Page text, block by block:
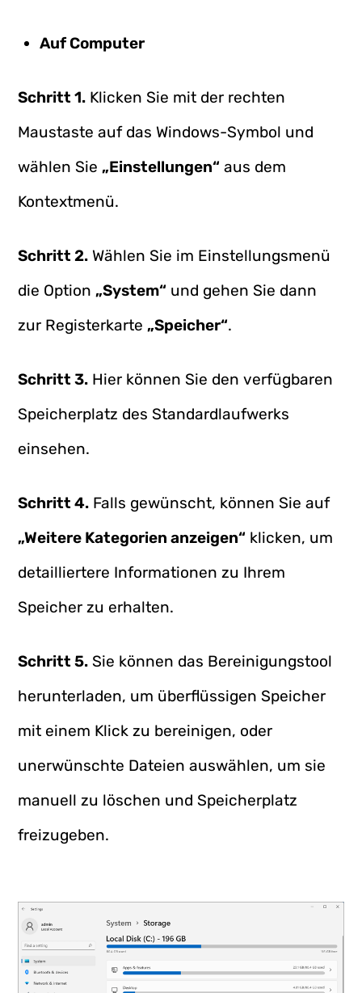
Auf Computer
Schritt 1. Klicken Sie mit der rechten
Maustaste auf das Windows-Symbol und
wählen Sie „Einstellungen“ aus dem
Kontextmenü.
Schritt 2. Wählen Sie im Einstellungsmenü
die Option „System“ und gehen Sie dann
zur Registerkarte „Speicher“.
Schritt 3. Hier können Sie den verfügbaren
Speicherplatz des Standardlaufwerks
einsehen.
Schritt 4. Falls gewünscht, können Sie auf
„Weitere Kategorien anzeigen“ klicken, um
detailliertere Informationen zu Ihrem
Speicher zu erhalten.
Schritt 5. Sie können das Bereinigungstool
herunterladen, um überflüssigen Speicher
mit einem Klick zu bereinigen, oder
unerwünschte Dateien auswählen, um sie
manuell zu löschen und Speicherplatz
freizugeben.